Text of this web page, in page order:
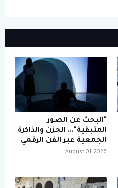
"البحث عن الصور
المتبقية"... الحزن والذاكرة
الجمعية عبر الفن الرقمي
August 01, 2026